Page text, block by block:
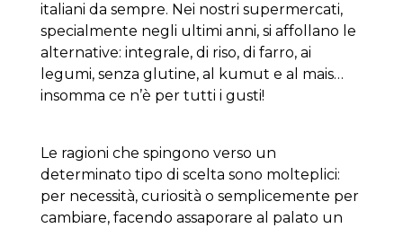
italiani da sempre. Nei nostri supermercati,
specialmente negli ultimi anni, si affollano le
alternative: integrale, di riso, di farro, ai
legumi, senza glutine, al kumut e al mais…
insomma ce n’è per tutti i gusti!
Le ragioni che spingono verso un
determinato tipo di scelta sono molteplici:
per necessità, curiosità o semplicemente per
cambiare, facendo assaporare al palato un